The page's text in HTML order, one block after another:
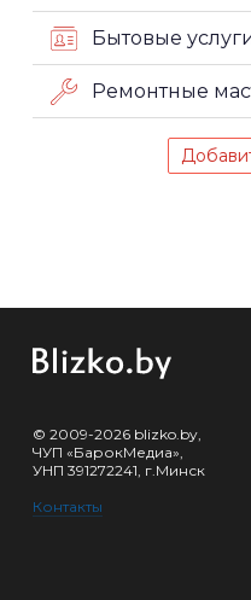
Бытовые
Ремонтные
© 2009-2026 blizko.by,
ЧУП «БарокМедиа»,
УНП 391272241, г.Минск
Контакты